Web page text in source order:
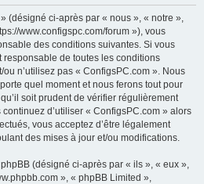
(désigné ci-après par « nous », « notre »,
www.configspc.com/forum »), vous
des conditions suivantes. Si vous
responsable de toutes les conditions
n’utilisez pas « ConfigsPC.com ». Nous
quel moment et nous ferons tout pour
soit prudent de vérifier régulièrement
d’utiliser « ConfigsPC.com » alors
vous acceptez d’être légalement
des mises à jour et/ou modifications.
(désigné ci-après par « ils », « eux »,
», « phpBB Limited »,